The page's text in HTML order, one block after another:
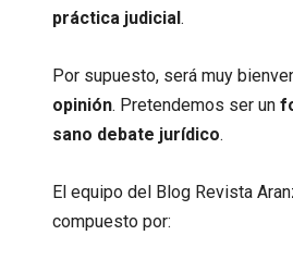
práctica judicial.
Por supuesto, será muy
opinión. Pretendemos ser un
sano debate jurídico.
El equipo del Blog Revista
compuesto por: